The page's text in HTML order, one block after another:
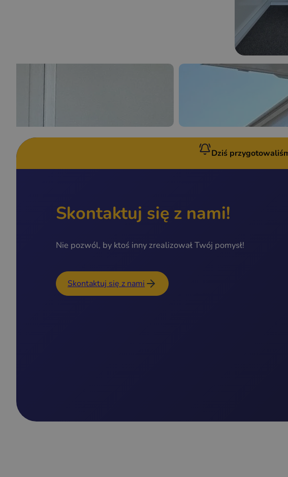
Dziś
Skontaktuj się z nami!
Nie pozwól, by ktoś inny zrealizował Twój pomysł!
Skontaktuj się z nami